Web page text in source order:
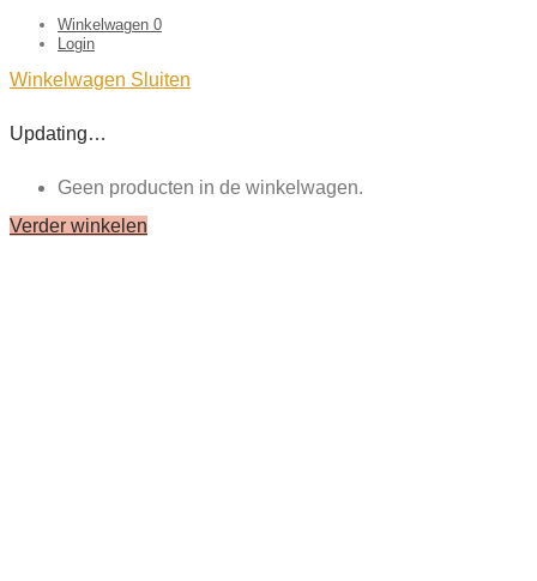
Winkelwagen 0
Login
Winkelwagen Sluiten
Updating…
Geen producten in de winkelwagen.
Verder winkelen